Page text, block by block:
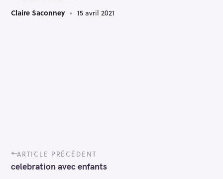
Claire Saconney 15 avril 2021
P
s
ARTICLE PRÉCÉDENT
celebration avec enfants